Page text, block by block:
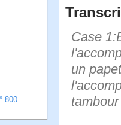
800
Case
un